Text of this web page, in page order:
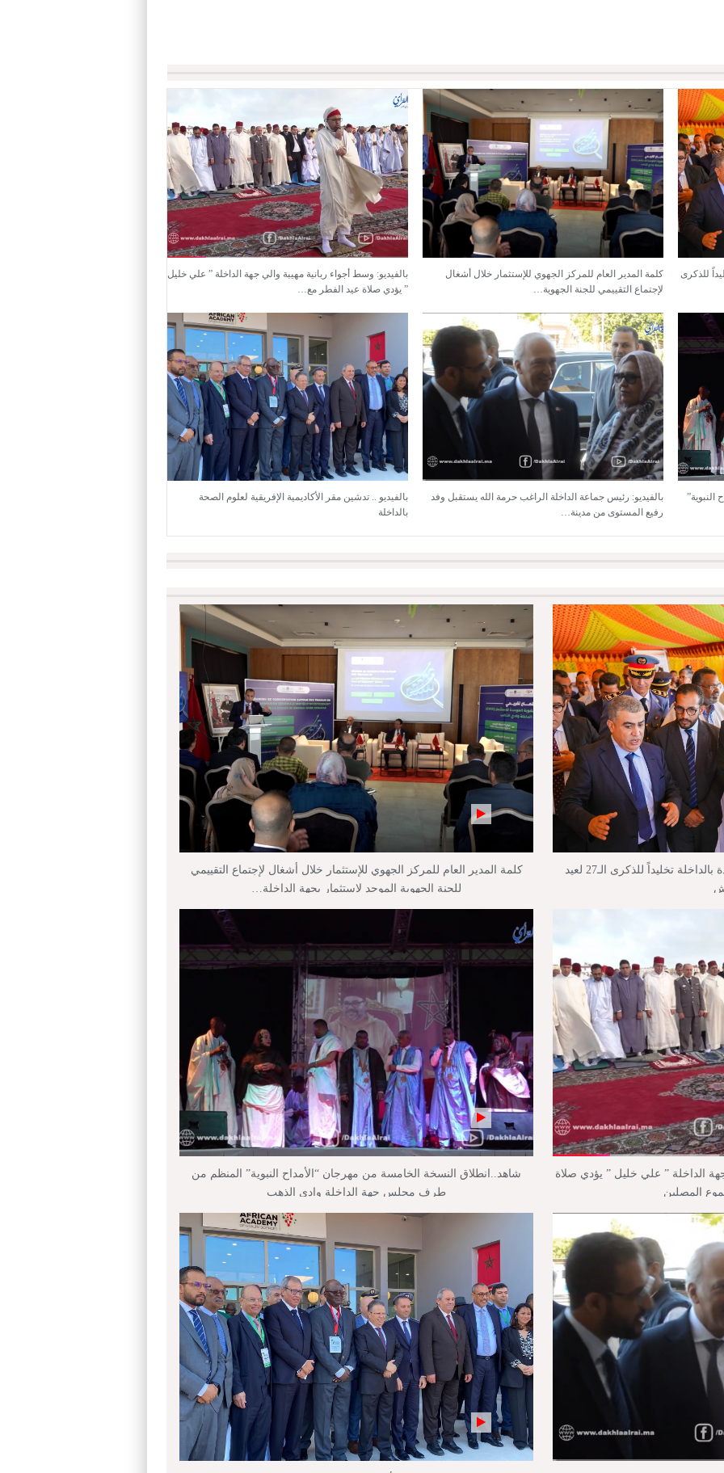
للذكرى
كلمة المدير العام للمركز الجهوي للإستثمار خلال أشغال
لإجتماع التقييمي للجنة الجهوية…
بالفيديو: وسط أجواء ربانية مهيبة والي جهة الداخلة ” علي خليل
” يؤدي صلاة عيد الفطر مع…
بالفيديو: رئيس جماعة الداخلة الراغب حرمة الله يستقبل وفد
رفيع المستوى من مدينة…
بالفيديو .. تدشين مقر الأكاديمية الإفريقية لعلوم الصحة
بالداخلة
بالفيديو : تدشين وإطلاق مشاريع جديدة بالداخلة تخليداً للذكرى الـ27 لعيد
كلمة المدير العام للمركز الجهوي للإستثمار خلال أشغال لإجتماع التقييمي
للجنة الجهوية الموحد لإستثمار بجهة الداخلة…
الداخلة ” علي خليل ” يؤدي صلاة
المصلين
شاهد..انطلاق النسخة الخامسة من مهرجان “الأمداح النبوية” المنظم من
طرف مجلس جهة الداخلة وادي الذهب